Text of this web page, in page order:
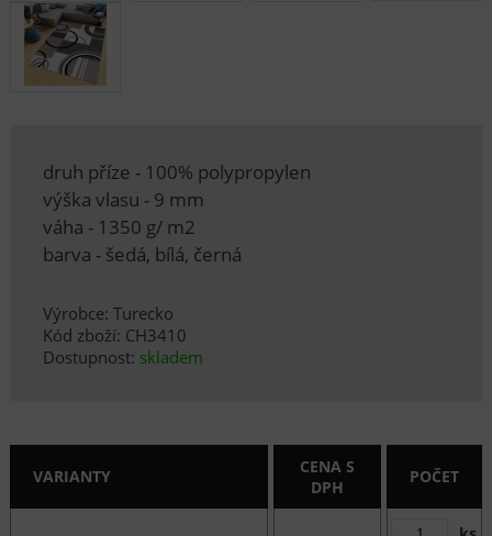
druh příze - 100% polypropylen
výška vlasu - 9 mm
váha - 1350 g/ m2
barva - šedá, bílá, černá
Výrobce: Turecko
Kód zboží: CH3410
Dostupnost: skladem
VARIANTY
CENA S
DPH
POČET